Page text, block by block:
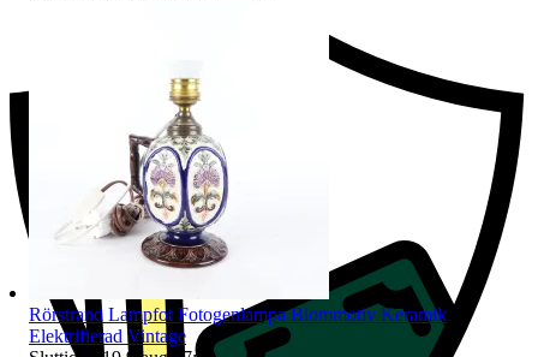
Rörstrand Lampfot Fotogenlampa Blommotiv Keramik
Elektrifierad Vintage